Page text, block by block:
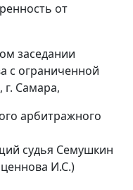
от
заседании
с ограниченной
г. Самара,
арбитражного
судья Семушкин
И.С.)